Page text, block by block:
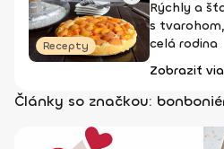
Recepty
Rýchly a
s
celá rodina
Zobraziť
Články so značkou: